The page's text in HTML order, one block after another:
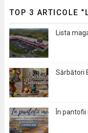
TOP 3 ARTICOLE
Lista
Sărbători
În pantofii